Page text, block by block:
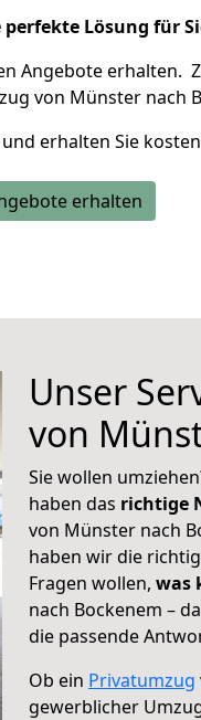
Lösung für
Angebote erhalten.
von Münster nach
und erhalten Sie
erhalten
Unser
von
Sie wollen
haben das richtige
von Münster nach
haben wir die
Fragen wollen, was
nach Bockenem –
die passende
Ob ein Privatumzug
gewerblicher